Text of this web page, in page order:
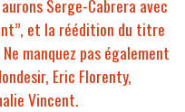
Serge-Cabrera avec
et la réédition du titre
manquez pas également
Eric Florenty,
Vincent.